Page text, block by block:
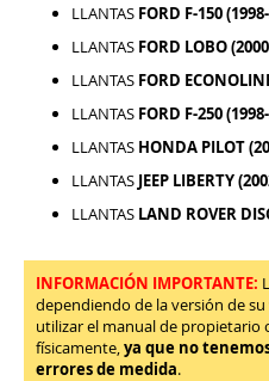
LLANTAS FORD F-150
LLANTAS FORD LOBO
LLANTAS FORD
LLANTAS FORD F-250
LLANTAS HONDA PILOT
LLANTAS JEEP LIBERTY
LLANTAS LAND ROVER
INFORMACIÓN IMPORTANTE:
dependiendo de la versión de
utilizar el manual de propietario
físicamente,ya que no
errores de medida.